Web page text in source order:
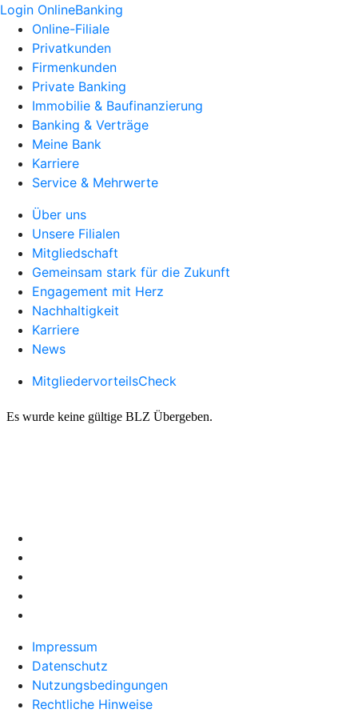
Login OnlineBanking
Online-Filiale
Privatkunden
Firmenkunden
Private Banking
Immobilie & Baufinanzierung
Banking & Verträge
Meine Bank
Karriere
Service & Mehrwerte
Über uns
Unsere Filialen
Mitgliedschaft
Gemeinsam stark für die Zukunft
Engagement mit Herz
Nachhaltigkeit
Karriere
News
MitgliedervorteilsCheck
Impressum
Datenschutz
Nutzungsbedingungen
Rechtliche Hinweise